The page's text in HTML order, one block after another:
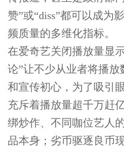
赞”或“diss”都可以成为
频质量的多维化指标。
在爱奇艺关闭播放量显
论”让不少从业者将播
和宣传初心，为了吸引
充斥着播放量超千万赶
绑炒作、不同咖位艺人
品本身；劣币驱逐良币